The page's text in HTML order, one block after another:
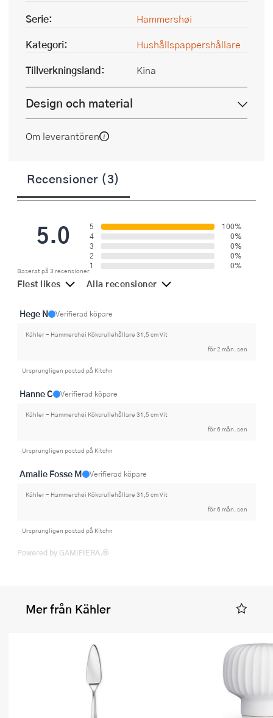
Serie:
Hammershøi
Kategori:
Hushållspappershållare
Tillverkningsland:
Kina
Design och material
Om leverantören
Recensioner (3)
5.0
Baserat på 3 recensioner
5
100%
4
0%
3
0%
2
0%
1
0%
Flest likes Alla recensioner
Hege N Verifierad köpare
Kähler - Hammershøi Köksrullehållare 31,5 cm Vit
för 2 mån. sen
Ursprungligen postad på Kitchn
Hanne C Verifierad köpare
Kähler - Hammershøi Köksrullehållare 31,5 cm Vit
för 6 mån. sen
Ursprungligen postad på Kitchn
Amalie Fosse M Verifierad köpare
Kähler - Hammershøi Köksrullehållare 31,5 cm Vit
för 6 mån. sen
Ursprungligen postad på Kitchn
Powered by GAMIFIERA.®
Mer från Kähler